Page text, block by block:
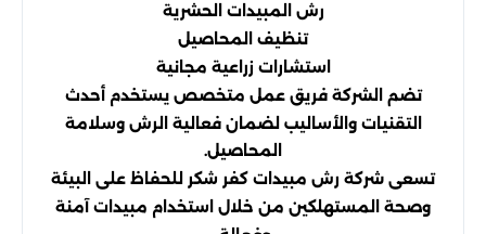
رش المبيدات الحشرية
تنظيف المحاصيل
استشارات زراعية مجانية
تضم الشركة فريق عمل متخصص يستخدم أحدث
التقنيات والأساليب لضمان فعالية الرش وسلامة
المحاصيل.
تسعى شركة رش مبيدات كفر شكر للحفاظ على البيئة
وصحة المستهلكين من خلال استخدام مبيدات آمنة